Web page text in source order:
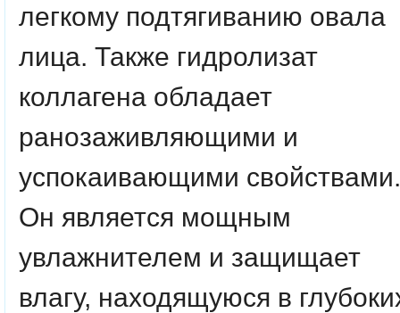
легкому подтягиванию овала
лица. Также гидролизат
коллагена обладает
ранозаживляющими и
успокаивающими свойствами.
Он является мощным
увлажнителем и защищает
влагу, находящуюся в